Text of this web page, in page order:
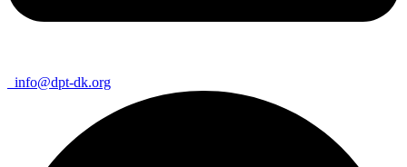
info@dpt-dk.org